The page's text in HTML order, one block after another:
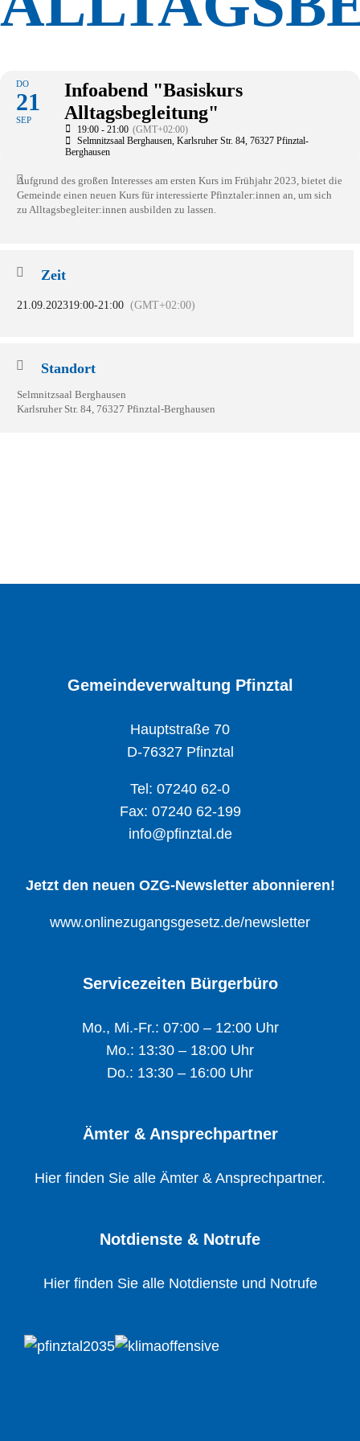
DO
21
SEP
Infoabend "Basiskurs
Alltagsbegleitung"
19:00 - 21:00 (GMT+02:00)
Selmnitzsaal Berghausen , Karlsruher Str. 84, 76327 Pfinztal-
Berghausen
Aufgrund des großen Interesses am ersten Kurs im Frühjahr 2023, bietet die
Gemeinde einen neuen Kurs für interessierte Pfinztaler:innen an, um sich
zu Alltagsbegleiter:innen ausbilden zu lassen.
Zeit
21.09.202319:00-21:00 (GMT+02:00)
Standort
Selmnitzsaal Berghausen
Karlsruher Str. 84, 76327 Pfinztal-Berghausen
Gemeindeverwaltung Pfinztal
Hauptstraße 70
D-76327 Pfinztal
Tel: 07240 62-0
Fax: 07240 62-199
info@pfinztal.de
Jetzt den neuen OZG-Newsletter abonnieren!
www.onlinezugangsgesetz.de/newsletter
Servicezeiten Bürgerbüro
Mo., Mi.-Fr.: 07:00 – 12:00 Uhr
Mo.: 13:30 – 18:00 Uhr
Do.: 13:30 – 16:00 Uhr
Ämter & Ansprechpartner
Hier finden Sie alle Ämter & Ansprechpartner.
Notdienste & Notrufe
Hier finden Sie alle Notdienste und Notrufe